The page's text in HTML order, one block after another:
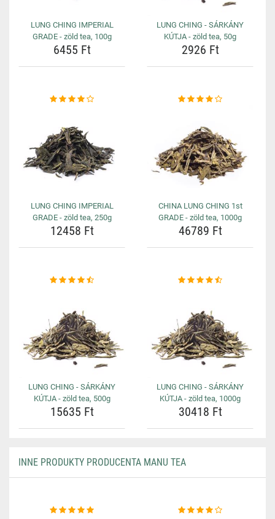
LUNG CHING IMPERIAL
GRADE - zöld tea, 100g
6455 Ft
LUNG CHING - SÁRKÁNY
KÚTJA - zöld tea, 50g
2926 Ft
LUNG CHING IMPERIAL
GRADE - zöld tea, 250g
12458 Ft
CHINA LUNG CHING 1st
GRADE - zöld tea, 1000g
46789 Ft
LUNG CHING - SÁRKÁNY
KÚTJA - zöld tea, 500g
15635 Ft
LUNG CHING - SÁRKÁNY
KÚTJA - zöld tea, 1000g
30418 Ft
INNE PRODUKTY PRODUCENTA MANU TEA